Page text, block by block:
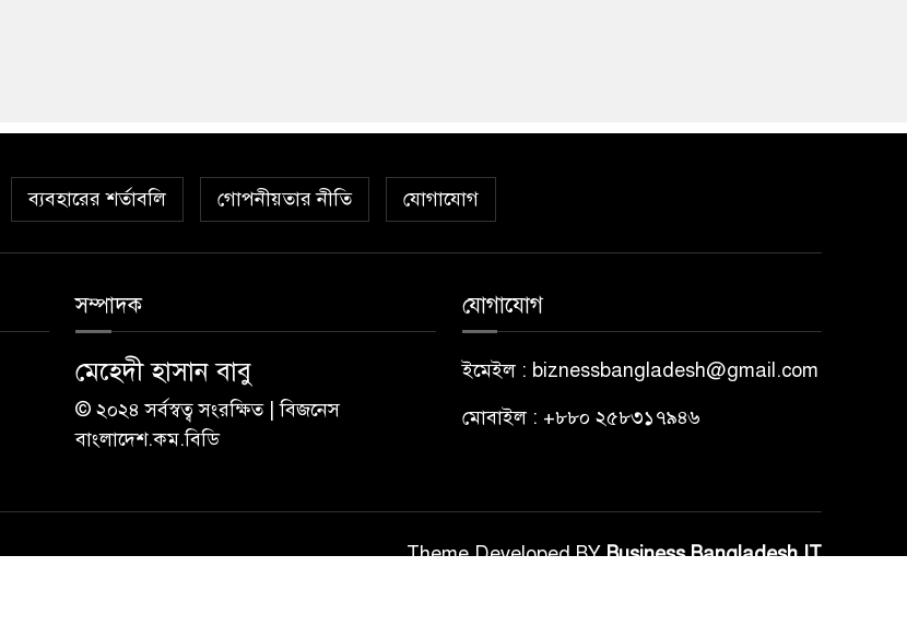
ব্যবহারের শর্তাবলি গোপনীয়তার নীতি যোগাযোগ
সম্পাদক
মেহেদী হাসান বাবু
© ২০২৪ সর্বস্বত্ব সংরক্ষিত | বিজনেস
বাংলাদেশ.কম.বিডি
যোগাযোগ
ইমেইল : biznessbangladesh@gmail.com
মোবাইল : +৮৮০ ২৫৮৩১৭৯৪৬
Theme Developed BYBusiness Bangladesh IT